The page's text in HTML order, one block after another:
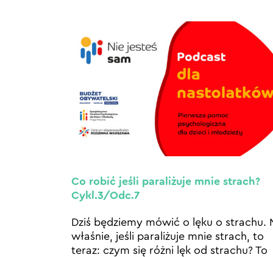
Co robić jeśli paraliżuje mnie strach?
Cykl.3/Odc.7
Dziś będziemy mówić o lęku o strachu.
właśnie, jeśli paraliżuje mnie strach, to
teraz: czym się różni lęk od strachu? To